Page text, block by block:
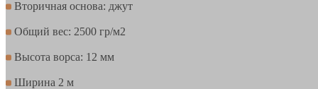
Вторичная основа: джут
Общий вес: 2500 гр/м2
Высота ворса: 12 мм
Ширина 2 м